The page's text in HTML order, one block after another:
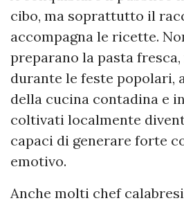
cibo, ma soprattutto il
accompagna le ricette.
preparano la pasta
durante le feste popolari,
della cucina contadina e
coltivati localmente
capaci di generare forte
emotivo.
Anche molti chef